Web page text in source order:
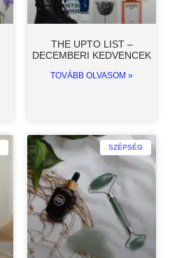
THE UPTO LIST –
DECEMBERI KEDVENCEK
TOVÁBB OLVASOM »
SZÉPSÉG